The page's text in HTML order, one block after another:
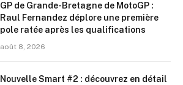
GP de Grande-Bretagne de MotoGP :
Raul Fernandez déplore une première
pole ratée après les qualifications
août 8, 2026
Nouvelle Smart #2 : découvrez en détail